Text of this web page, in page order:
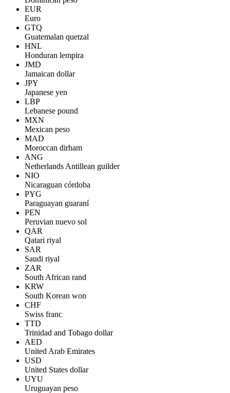
EUR
Euro
GTQ
Guatemalan quetzal
HNL
Honduran lempira
JMD
Jamaican dollar
JPY
Japanese yen
LBP
Lebanese pound
MXN
Mexican peso
MAD
Moroccan dirham
ANG
Netherlands Antillean guilder
NIO
Nicaraguan córdoba
PYG
Paraguayan guaraní
PEN
Peruvian nuevo sol
QAR
Qatari riyal
SAR
Saudi riyal
ZAR
South African rand
KRW
South Korean won
CHF
Swiss franc
TTD
Trinidad and Tobago dollar
AED
United Arab Emirates
USD
United States dollar
UYU
Uruguayan peso